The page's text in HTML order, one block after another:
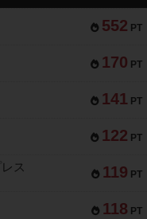
552 PT
170 PT
141 PT
122 PT
119 PT
ス
118 PT